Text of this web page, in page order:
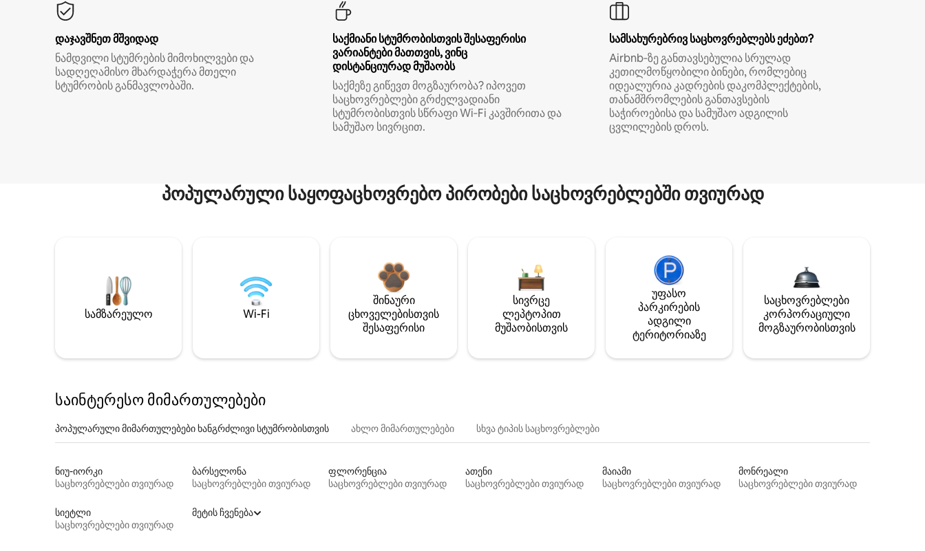
დაჯავშნეთ მშვიდად
ნამდვილი სტუმრების მიმოხილვები და
სადღეღამისო მხარდაჭერა მთელი
სტუმრობის განმავლობაში.
საქმიანი სტუმრობისთვის შესაფერისი
ვარიანტები მათთვის, ვინც
დისტანციურად მუშაობს
საქმეზე გიწევთ მოგზაურობა? იპოვეთ
საცხოვრებლები გრძელვადიანი
სტუმრობისთვის სწრაფი Wi‑Fi კავშირითა და
სამუშაო სივრცით.
სამსახურებრივ საცხოვრებლებს ეძებთ?
Airbnb‑ზე განთავსებულია სრულად
კეთილმოწყობილი ბინები, რომლებიც
იდეალურია კადრების დაკომპლექტების,
თანამშრომლების განთავსების
საჭიროებისა და სამუშაო ადგილის
ცვლილების დროს.
პოპულარული საყოფაცხოვრებო პირობები საცხოვრებლებში თვიურად
სამზარეულო Wi-Fi
შინაური
ცხოველებისთვის
შესაფერისი
სივრცე
ლეპტოპით
მუშაობისთვის
უფასო
პარკირების
ადგილი
ტერიტორიაზე
საცხოვრებლები
კორპორაციული
მოგზაურობისთვის
საინტერესო მიმართულებები
პოპულარული მიმართულებები ხანგრძლივი სტუმრობისთვის ახლო მიმართულებები სხვა ტიპის საცხოვრებლები
ნიუ-იორკი
საცხოვრებლები თვიურად
ბარსელონა
საცხოვრებლები თვიურად
ფლორენცია
საცხოვრებლები თვიურად
ათენი
საცხოვრებლები თვიურად
მაიამი
საცხოვრებლები თვიურად
მონრეალი
საცხოვრებლები თვიურად
სიეტლი
საცხოვრებლები თვიურად
მეტის ჩვენება